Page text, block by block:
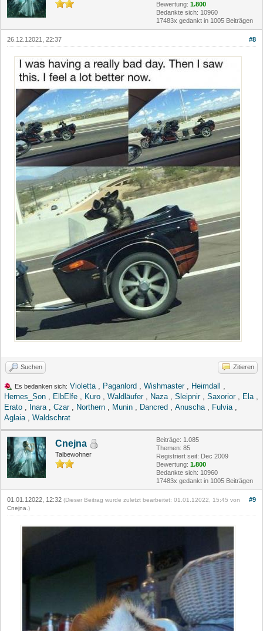
Bewertung: 1.800
Bedankte sich: 10960
17483x gedankt in 1005 Beiträgen
#8
26.12.12021, 22:37
Suchen Zitieren
Es bedanken sich: Violetta, Paganlord , Wishmaster, Heimdall
,
Hernes_Son , ElbElfe , Kuro , Waldläufer, Naza, Sleipnir, Saxorior, Ela,
Erato , Inara, Czar, Northern , Munin , Dancred , Anuscha, Fulvia,
Aglaia, Waldschrat
Cnejna
Talbewohner
Beiträge: 1.085
Themen: 85
Registriert seit: Dec 2009
Bewertung: 1.800
Bedankte sich: 10960
17483x gedankt in 1005 Beiträgen
#9
01.01.12022, 12:32 (Dieser Beitrag wurde zuletzt bearbeitet: 01.01.12022, 15:45 von
Cnejna .)